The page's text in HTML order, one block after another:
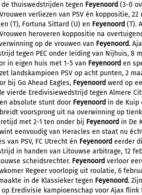
de thuiswedstrijden tegen Feyenoord (3-0
verliezen van PSV én koppositie, 22
(T), Fortuna Sittard (U) en Feyenoord (T).
heroveren koppositie na
op de vrouwen van Feyenoord.
tegen PEC onder leiding van Nijhuis, 8
in eigen huis met 1-5 van Feyenoord en
landskampioen PSV op acht punten, 2
bij Go Ahead Eagles, Feyenoord werd op
vierde Eredivisiewedstrijd tegen Almere
absolute stunt door Feyenoord in de Kuip
voorsprong uit na overwinning op
met 2-1 ten onder bij Feyenoord in De
eenvoudig van Heracles en staat nu
van PSV, FC Utrecht én Feyenoord eerder
in handen van Litouwse arbitrage, 12
scheidsrechter. Feyenoord verloor
Regeer voorlopig uit roulatie, 6
in de Klassieker tegen Feyenoord.
Eredivisie kampioenschap voor Ajax flink